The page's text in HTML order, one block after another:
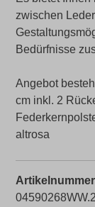
zwischen
Bedürfnisse
Angebot
cm inkl. 2
altrosa
Artikelnummer
04590268WW.2